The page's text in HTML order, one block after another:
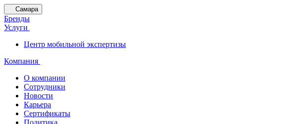
Самара
Бренды
Услуги
Центр мобильной экспертизы
Компания
О компании
Сотрудники
Новости
Карьера
Сертификаты
Политика